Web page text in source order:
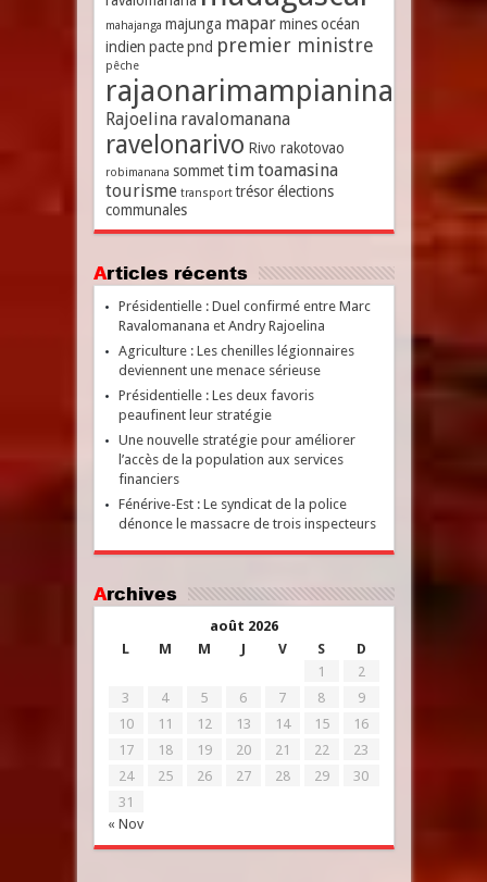
mahajanga majunga mapar mines océan
indien pacte pnd premier ministre
pêche
rajaonarimampianina
Rajoelina ravalomanana
ravelonarivo Rivo rakotovao
robimanana sommet timtoamasina
tourisme transport trésor élections
communales
Articles récents
Présidentielle : Duel confirmé entre Marc
Ravalomanana et Andry Rajoelina
Agriculture : Les chenilles légionnaires
deviennent une menace sérieuse
Présidentielle : Les deux favoris
peaufinent leur stratégie
Une nouvelle stratégie pour améliorer
l’accès de la population aux services
financiers
Fénérive-Est : Le syndicat de la police
dénonce le massacre de trois inspecteurs
Archives
août 2026
L
M M J V S D
« Nov
1
2
3
4 5 6 7 8
9
10
11 12 13 14 15
16
17
18 19 20 21 22
23
24
25 26 27 28 29
30
31